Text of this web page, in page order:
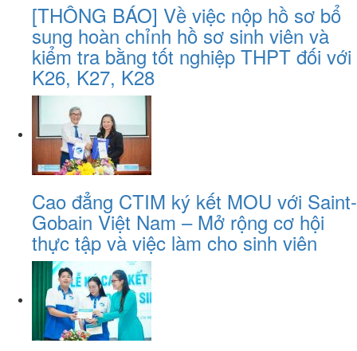
[THÔNG BÁO] Về việc nộp hồ sơ bổ
sung hoàn chỉnh hồ sơ sinh viên và
kiểm tra bằng tốt nghiệp THPT đối với
K26, K27, K28
Cao đẳng CTIM ký kết MOU với Saint-
Gobain Việt Nam – Mở rộng cơ hội
thực tập và việc làm cho sinh viên